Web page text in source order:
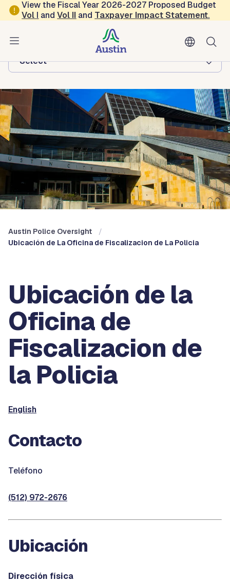
Skip to main content
View the Fiscal Year 2026-2027 Proposed Budget
Vol I andVol II and Taxpayer Impact Statement.
Austin Police Oversight
Browse this department:
-Select-
Austin Police Oversight
Ubicación de La Oficina de Fiscalizacion de La Policia
Ubicación de la
Oficina de
Fiscalizacion de
la Policia
English
Contacto
Teléfono
(512) 972-2676
Ubicación
Dirección física